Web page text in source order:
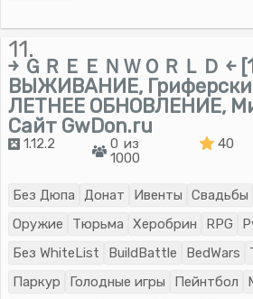
11.
￫ ＧＲＥＥＮＷＯＲＬＤ ￩
ВЫЖИВАНИЕ,
ЛЕТНЕЕ ОБНОВЛЕНИЕ,
Сайт GwDon.ru
1.12.2
0 из
1000
40
Без Дюпа Донат Ивенты Свадьбы
Оружие
Тюрьма Херобрин RPG
Без WhiteList
BuildBattle BedWars
Паркур
Голодные игры Пейнтбол